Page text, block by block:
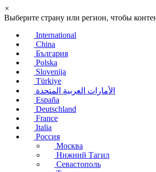
×
Выберите страну или регион, чтобы
International
China
България
Polska
Slovenija
Türkiye
الأمارات العربية المتحدة
España
Deutschland
France
Italia
Россия
Москва
Нижний Тагил
Севастополь